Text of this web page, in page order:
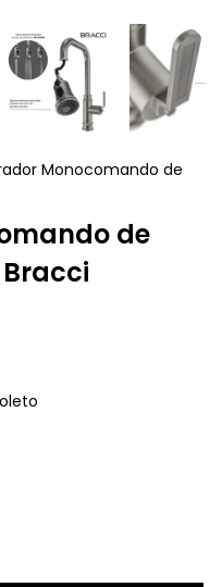
Monocomando de
de